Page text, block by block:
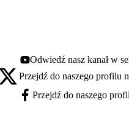
Youtube - otwiera się w nowej karcie
Odwiedź nasz kanał w
X - otwiera się w nowej karcie
Przejdź do naszego profilu
Facebook - otwiera się w nowej karcie
Przejdź do naszego